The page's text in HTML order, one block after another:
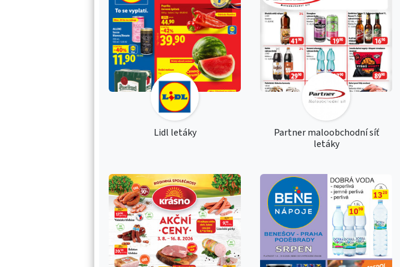
Lidl letáky
Partner maloobchodní síť
letáky